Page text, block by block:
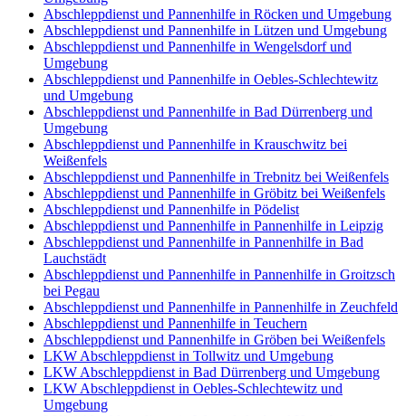
Abschleppdienst und Pannenhilfe in Röcken und Umgebung
Abschleppdienst und Pannenhilfe in Lützen und Umgebung
Abschleppdienst und Pannenhilfe in Wengelsdorf und
Umgebung
Abschleppdienst und Pannenhilfe in Oebles-Schlechtewitz
und Umgebung
Abschleppdienst und Pannenhilfe in Bad Dürrenberg und
Umgebung
Abschleppdienst und Pannenhilfe in Krauschwitz bei
Weißenfels
Abschleppdienst und Pannenhilfe in Trebnitz bei Weißenfels
Abschleppdienst und Pannenhilfe in Gröbitz bei Weißenfels
Abschleppdienst und Pannenhilfe in Pödelist
Abschleppdienst und Pannenhilfe in Pannenhilfe in Leipzig
Abschleppdienst und Pannenhilfe in Pannenhilfe in Bad
Lauchstädt
Abschleppdienst und Pannenhilfe in Pannenhilfe in Groitzsch
bei Pegau
Abschleppdienst und Pannenhilfe in Pannenhilfe in Zeuchfeld
Abschleppdienst und Pannenhilfe in Teuchern
Abschleppdienst und Pannenhilfe in Gröben bei Weißenfels
LKW Abschleppdienst in Tollwitz und Umgebung
LKW Abschleppdienst in Bad Dürrenberg und Umgebung
LKW Abschleppdienst in Oebles-Schlechtewitz und
Umgebung